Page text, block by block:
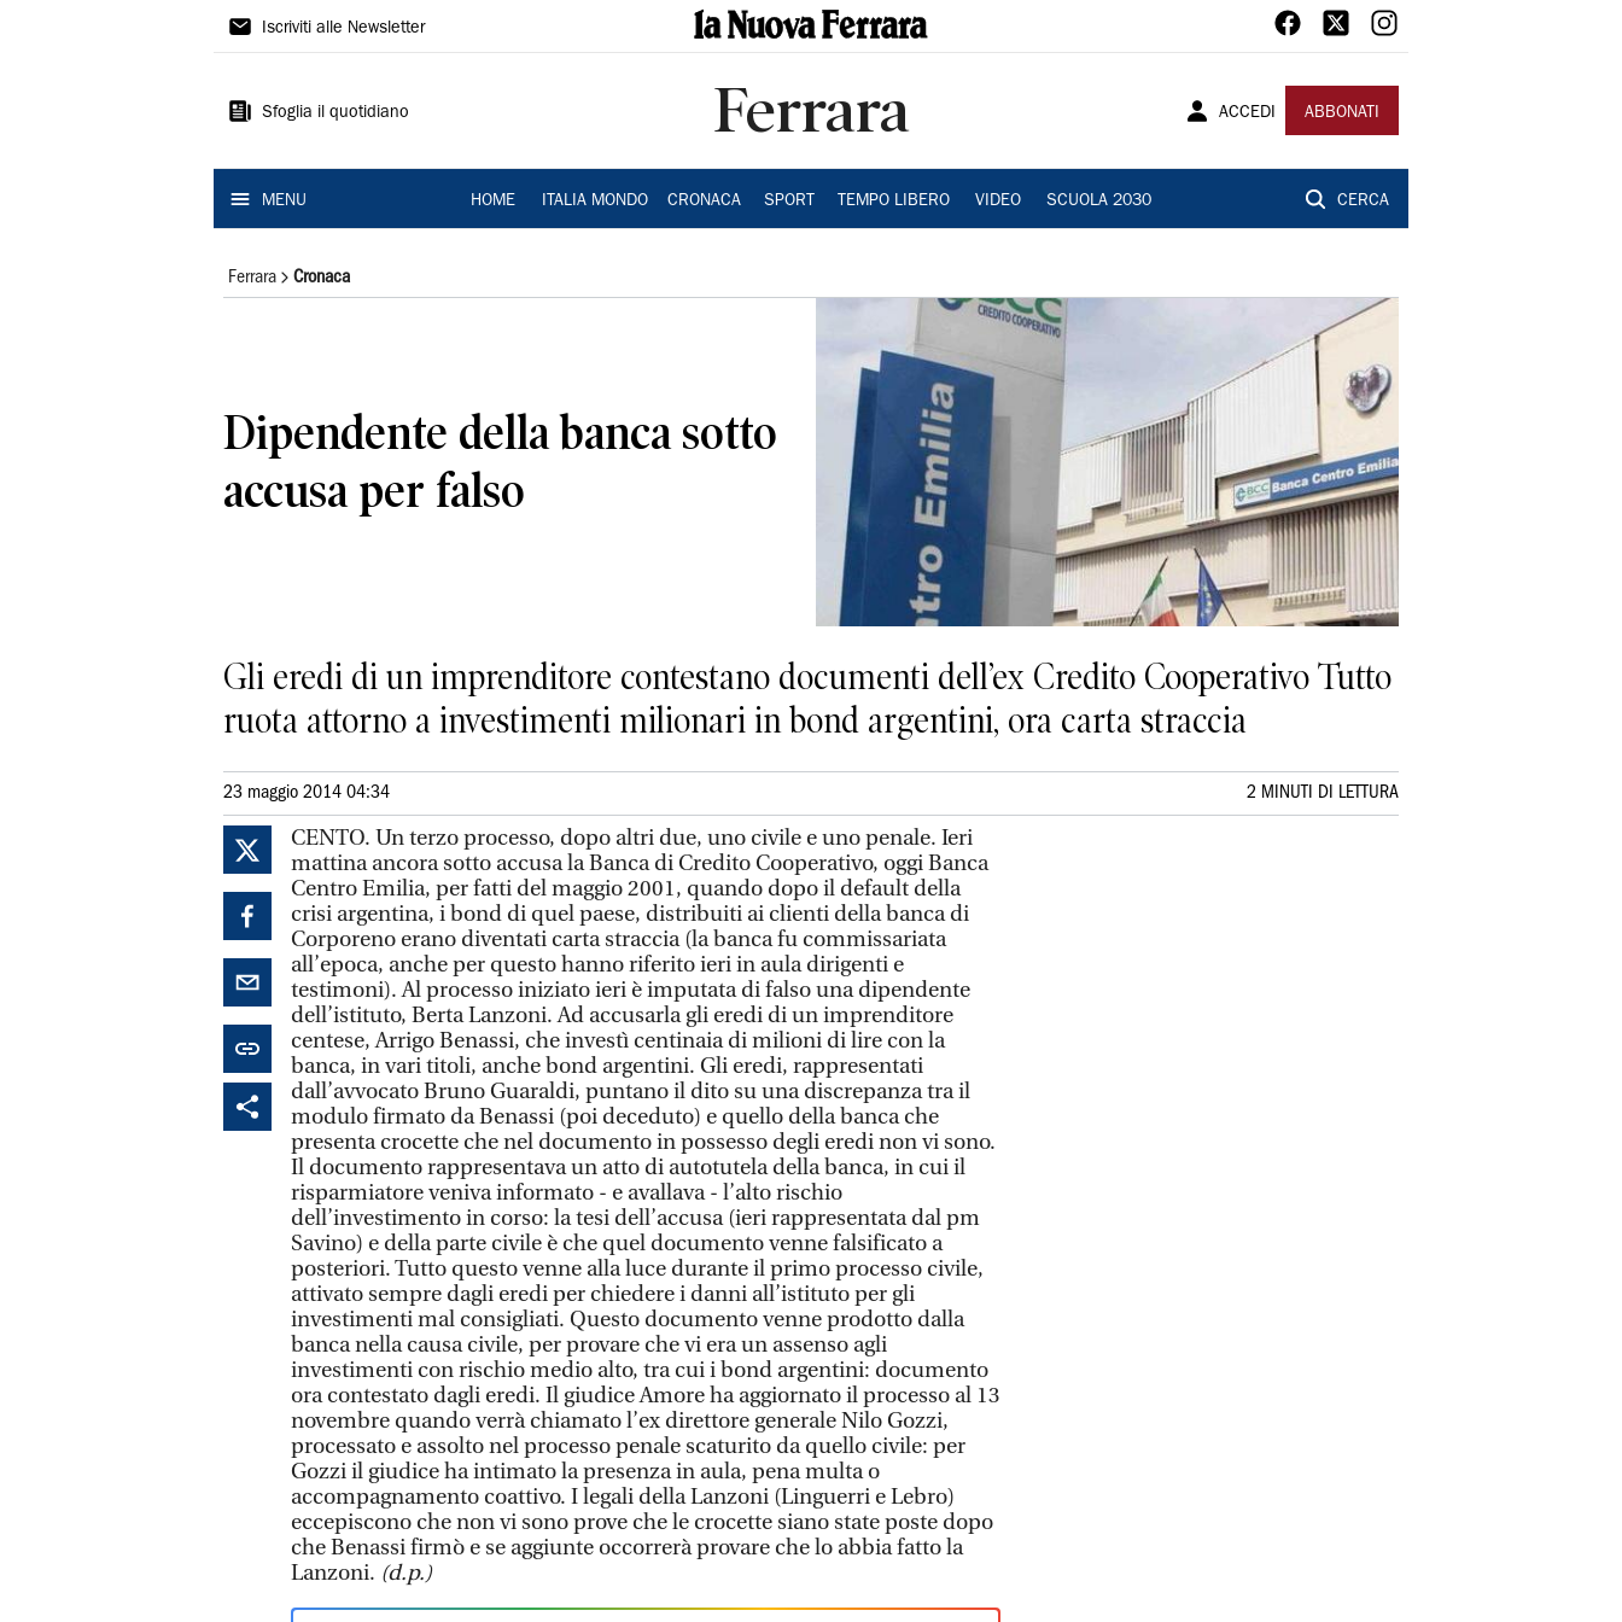
La
Ferrara
Iscriviti alle Newsletter
Sfoglia il quotidiano Ferrara ACCEDI ABBONATI
MENU HOME ITALIA MONDO CRONACA SPORT TEMPO LIBERO VIDEO SCUOLA 2030 CERCA
Ferrara Cronaca
Dipendente della banca sotto
accusa per falso
Gli eredi di un imprenditore contestano documenti dell’ex Credito Cooperativo Tutto
ruota attorno a investimenti milionari in bond argentini, ora carta straccia
23 maggio 2014 04:34 2 MINUTI DI LETTURA
CENTO. Un terzo processo, dopo altri due, uno civile e uno penale. Ieri
mattina ancora sotto accusa la Banca di Credito Cooperativo, oggi Banca
Centro Emilia, per fatti del maggio 2001, quando dopo il default della
crisi argentina, i bond di quel paese, distribuiti ai clienti della banca di
Corporeno erano diventati carta straccia (la banca fu commissariata
all’epoca, anche per questo hanno riferito ieri in aula dirigenti e
testimoni). Al processo iniziato ieri è imputata di falso una dipendente
dell’istituto, Berta Lanzoni. Ad accusarla gli eredi di un imprenditore
centese, Arrigo Benassi, che investì centinaia di milioni di lire con la
banca, in vari titoli, anche bond argentini. Gli eredi, rappresentati
dall’avvocato Bruno Guaraldi, puntano il dito su una discrepanza tra il
modulo firmato da Benassi (poi deceduto) e quello della banca che
presenta crocette che nel documento in possesso degli eredi non vi sono.
Il documento rappresentava un atto di autotutela della banca, in cui il
risparmiatore veniva informato - e avallava - l’alto rischio
dell’investimento in corso: la tesi dell’accusa (ieri rappresentata dal pm
Savino) e della parte civile è che quel documento venne falsificato a
posteriori. Tutto questo venne alla luce durante il primo processo civile,
attivato sempre dagli eredi per chiedere i danni all’istituto per gli
investimenti mal consigliati. Questo documento venne prodotto dalla
banca nella causa civile, per provare che vi era un assenso agli
investimenti con rischio medio alto, tra cui i bond argentini: documento
ora contestato dagli eredi. Il giudice Amore ha aggiornato il processo al 13
novembre quando verrà chiamato l’ex direttore generale Nilo Gozzi,
processato e assolto nel processo penale scaturito da quello civile: per
Gozzi il giudice ha intimato la presenza in aula, pena multa o
accompagnamento coattivo. I legali della Lanzoni (Linguerri e Lebro)
eccepiscono che non vi sono prove che le crocette siano state poste dopo
che Benassi firmò e se aggiunte occorrerà provare che lo abbia fatto la
Lanzoni. (d.p.)